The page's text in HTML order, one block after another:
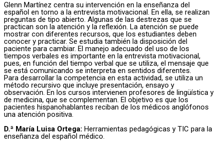
Glenn Martínez centra su intervención en la enseñanza del
español en torno a la entrevista motivacional. En ella, se realizan
preguntas de tipo abierto. Algunas de las destrezas que se
practican son la atención y la reflexión. La atención se puede
mostrar con diferentes recursos, que los estudiantes deben
conocer y practicar. Se estudia también la disposición del
paciente para cambiar. El manejo adecuado del uso de los
tiempos verbales es importante en la entrevista motivacional,
pues, en función del tiempo verbal que se utiliza, el mensaje que
se está comunicando se interpreta en sentidos diferentes.
Para desarrollar la competencia en esta actividad, se utiliza un
método recursivo que incluye presentación, ensayo y
observación. En los cursos intervienen profesores de lingüística y
de medicina, que se complementan. El objetivo es que los
pacientes hispanohablantes reciban de los médicos anglófonos
una atención positiva.
D.ª María Luisa Ortega: Herramientas pedagógicas y TIC para la
enseñanza del español médico.